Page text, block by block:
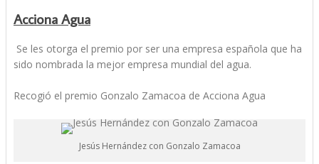
Acciona Agua
Se les otorga el premio por ser una empresa española que ha
sido nombrada la mejor empresa mundial del agua.
Recogió el premio Gonzalo Zamacoa de Acciona Agua
Jesús Hernández con Gonzalo Zamacoa